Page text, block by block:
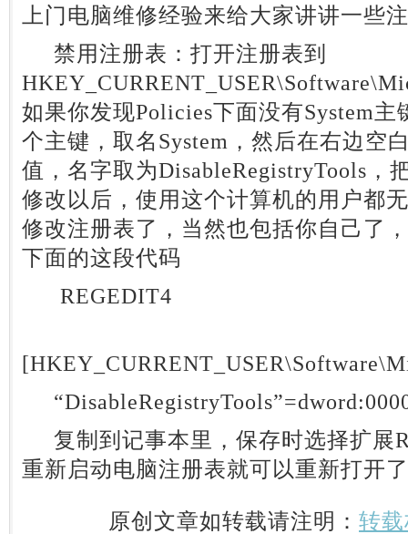
上门电脑维修经验来给大家讲讲一些
禁用注册表：打开注册表到
如果你发现Policies下面没有System
个主键，取名System，然后在右边空
值，名字取为DisableRegistryTools，
修改以后，使用这个计算机的用户都
修改注册表了，当然也包括你自己了
下面的这段代码
REGEDIT4
复制到记事本里，保存时选择扩展
重新启动电脑注册表就可以重新打开
原创文章如转载请注明： 转